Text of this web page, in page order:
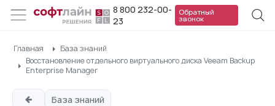
8 800 232-00-
23
Обратный
звонок
Главная
База знаний
Восстановление отдельного виртуального диска Veeam Backup
Enterprise Manager
База знаний